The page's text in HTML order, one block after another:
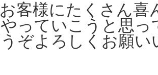
客様にたくさん喜
っていこうと思っ
ぞよろしくお願い